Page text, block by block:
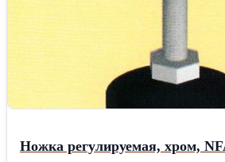
Ножка регулируемая, хром,